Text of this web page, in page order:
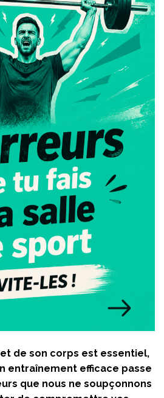
de son corps est essentiel,
entraînement efficace passe
que nous ne soupçonnons